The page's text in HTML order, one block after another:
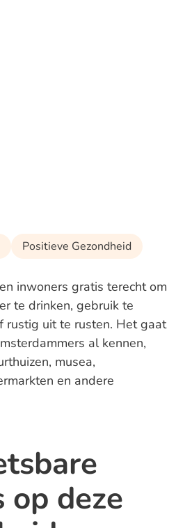
inwoners gratis terecht om
te drinken, gebruik te
rustig uit te rusten. Het gaat
al kennen,
musea,
en andere
deze
Positieve Gezondheid